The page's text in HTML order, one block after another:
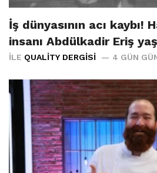
İş dünyasının acı kaybı!
insanı Abdülkadir Eriş
İLE QUALITY DERGISI 4 GÜN